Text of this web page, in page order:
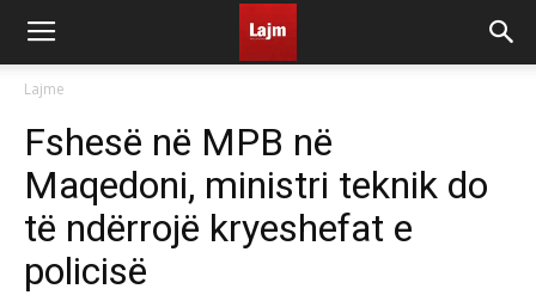
Lajme
Fshesë në MPB në
Maqedoni, ministri teknik do
të ndërrojë kryeshefat e
policisë